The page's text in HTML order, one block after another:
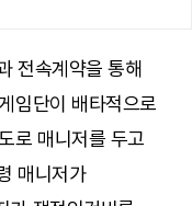
전속계약을 통해
임단이 배타적으로
로 매니저를 두고
매니저가